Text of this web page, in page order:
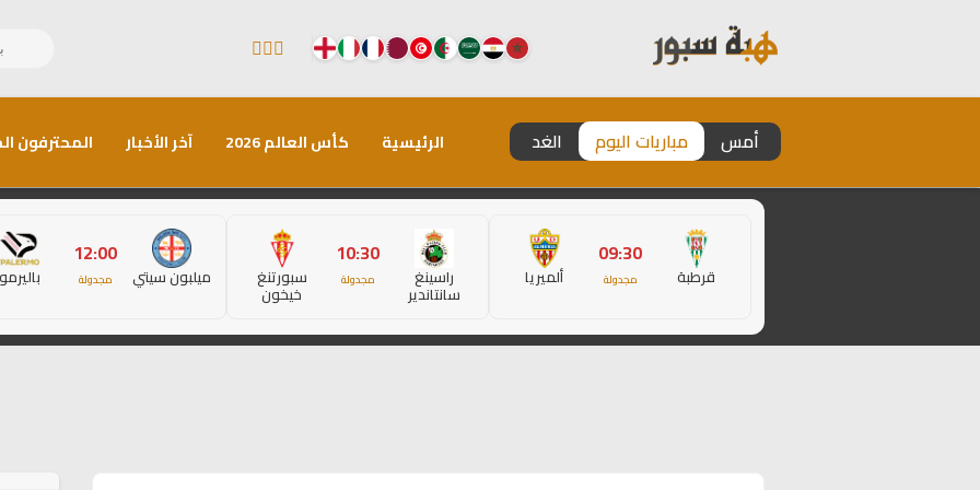
أمس مباريات اليوم الغد الرئيسية كأس العالم 2026 آخر الأخبار المحترفون
قرطبة
09:30
مجدولة ألميريا راسينغ
سانتاندير
10:30
مجدولة سبورتنغ
خيخون
ميلبون سيتي
12:00
مجدولة باليرمو